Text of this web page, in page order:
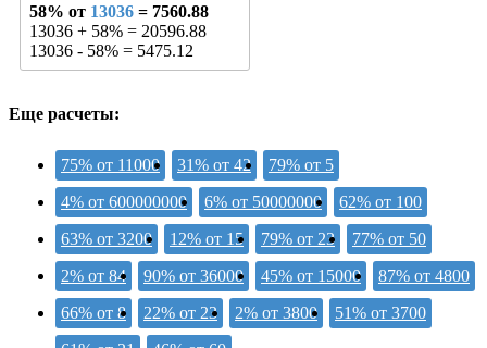
58% от 13036 = 7560.88
13036 + 58% = 20596.88
13036 - 58% = 5475.12
Еще расчеты:
75% от 11000 31% от 42
79% от 5
4% от 600000000
6% от 50000000
62% от 100
63% от 3200
12% от 15 79% от 23
77% от 50
2% от 84
90% от 36000 45% от 15000
87% от 4800
66% от 8
22% от 23 2% от 3800
51% от 3700